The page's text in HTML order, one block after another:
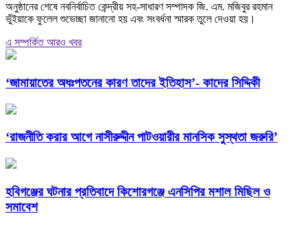
অনুষ্ঠানের শেষে নবনির্বাচিত কেন্দ্রীয় সহ-সাধারণ সম্পাদক জি. এম. মজিবুর রহমান
ভুঁইয়াকে ফুলেল শুভেচ্ছা জানানো হয় এবং সংবর্ধনা স্মারক তুলে দেওয়া হয়।
এ সম্পর্কিত আরও খবর
‘জামায়াতের অধঃপতনের কারণ তাদের ইতিহাস’- কাদের সিদ্দিকী
‘রাজনীতি করার আগে নাসীরুদ্দীন পাটওয়ারীর মানসিক সুস্থতা জরুরি’
হবিগঞ্জের ঘটনার প্রতিবাদে কিশোরগঞ্জে এনসিপির মশাল মিছিল ও
সমাবেশ